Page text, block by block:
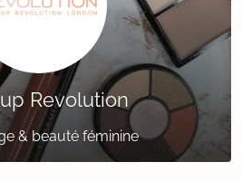
Revolution
& beauté féminine